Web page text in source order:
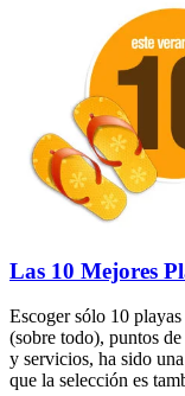
Las 10 Mejores
Escoger sólo 10
(sobre todo), puntos
y servicios, ha sido
que la selección es